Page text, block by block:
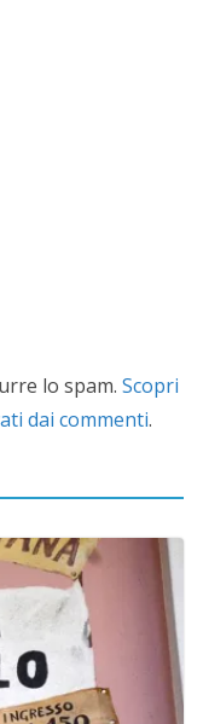
lo spam. Scopri
dai commenti.